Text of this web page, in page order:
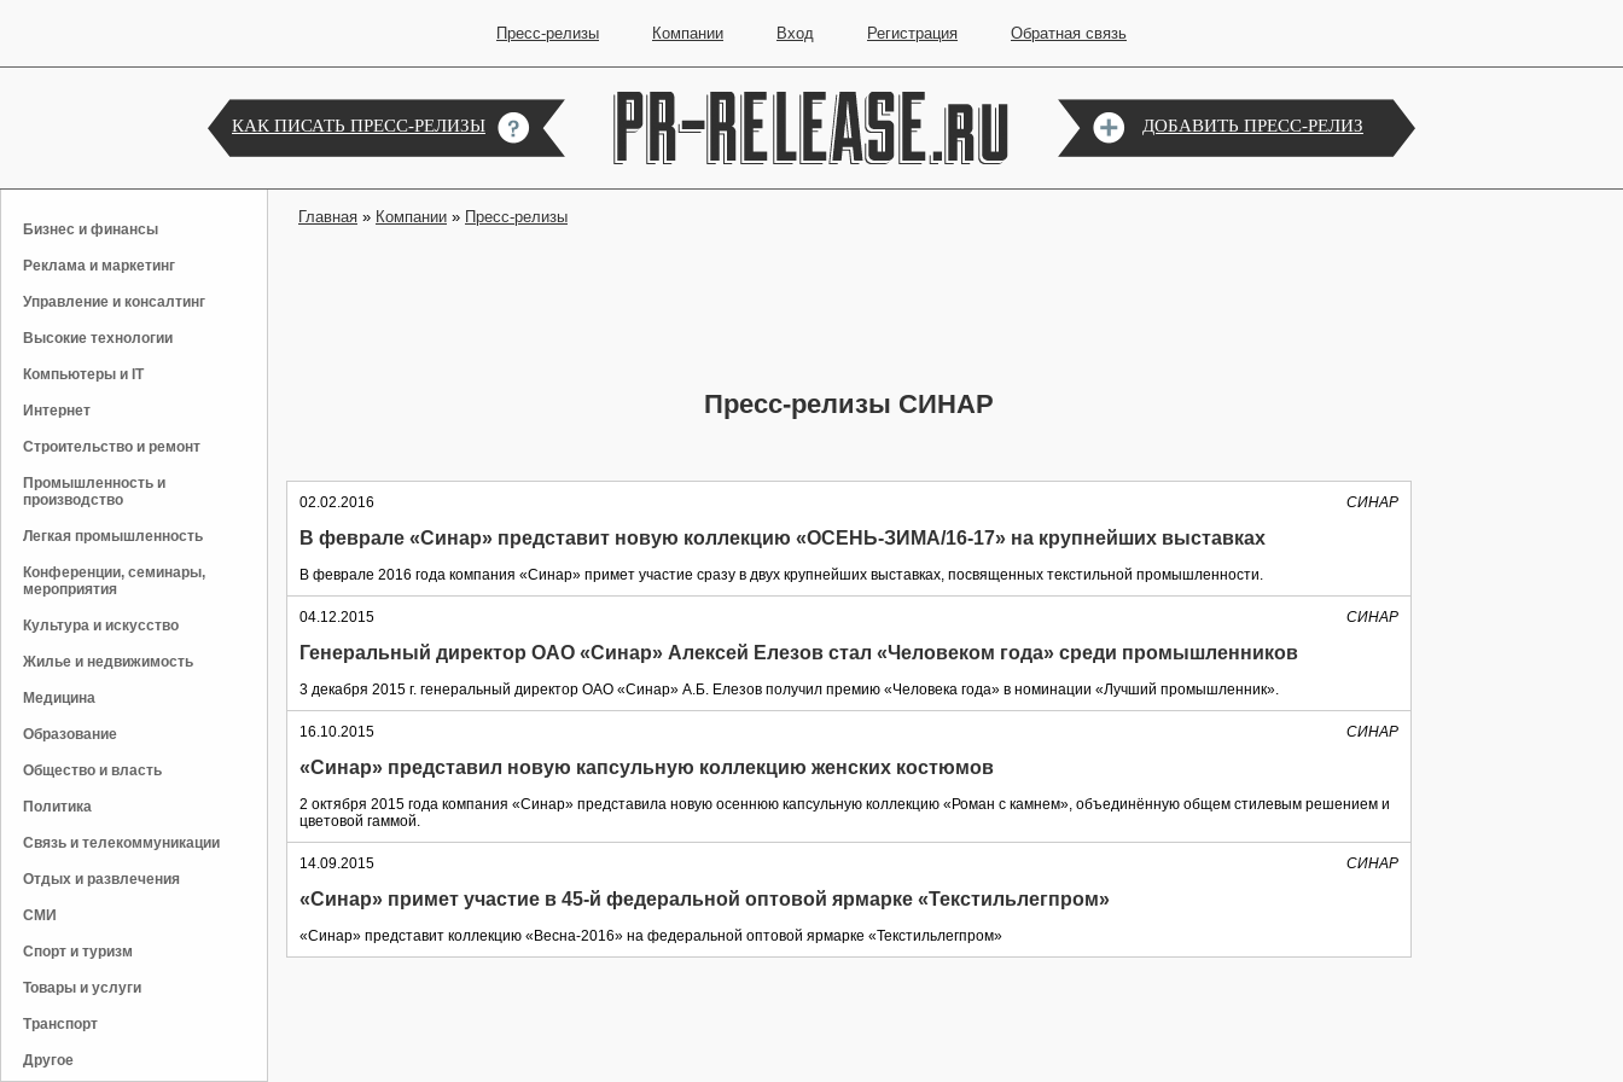
Пресс-релизы Компании Вход Регистрация Обратная связь
КАК ПИСАТЬ ПРЕСС-РЕЛИЗЫ ДОБАВИТЬ ПРЕСС-РЕЛИЗ
Бизнес и финансы
Реклама и маркетинг
Управление и консалтинг
Высокие технологии
Компьютеры и IT
Интернет
Строительство и ремонт
Промышленность и
производство
Легкая промышленность
Конференции, семинары,
мероприятия
Культура и искусство
Жилье и недвижимость
Медицина
Образование
Общество и власть
Политика
Связь и телекоммуникации
Отдых и развлечения
СМИ
Спорт и туризм
Товары и услуги
Транспорт
Другое
Главная » Компании » Пресс-релизы
Пресс-релизы СИНАР
02.02.2016 СИНАР
В феврале «Синар» представит новую коллекцию «ОСЕНЬ-ЗИМА/16-17» на крупнейших выставках
В феврале 2016 года компания «Синар» примет участие сразу в двух крупнейших выставках, посвященных текстильной промышленности.
04.12.2015 СИНАР
Генеральный директор ОАО «Синар» Алексей Елезов стал «Человеком года» среди промышленников
3 декабря 2015 г. генеральный директор ОАО «Синар» А.Б. Елезов получил премию «Человека года» в номинации «Лучший промышленник».
16.10.2015 СИНАР
«Синар» представил новую капсульную коллекцию женских костюмов
2 октября 2015 года компания «Синар» представила новую осеннюю капсульную коллекцию «Роман с камнем», объединённую общем стилевым решением и
цветовой гаммой.
14.09.2015 СИНАР
«Синар» примет участие в 45-й федеральной оптовой ярмарке «Текстильлегпром»
«Синар» представит коллекцию «Весна-2016» на федеральной оптовой ярмарке «Текстильлегпром»